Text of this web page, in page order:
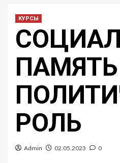
КУРСЫ
ПАМЯТЬ
РОЛЬ
Admin 02.05.2023 0